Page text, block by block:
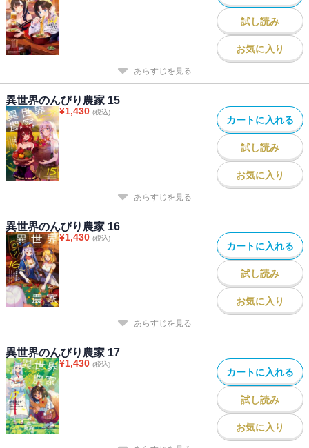
試し読み
お気に入り
あらすじを見る
異世界のんびり農家 15
¥1,430 (税込)
カートに入れる
試し読み
お気に入り
あらすじを見る
異世界のんびり農家 16
¥1,430 (税込)
カートに入れる
試し読み
お気に入り
あらすじを見る
異世界のんびり農家 17
¥1,430 (税込)
カートに入れる
試し読み
お気に入り